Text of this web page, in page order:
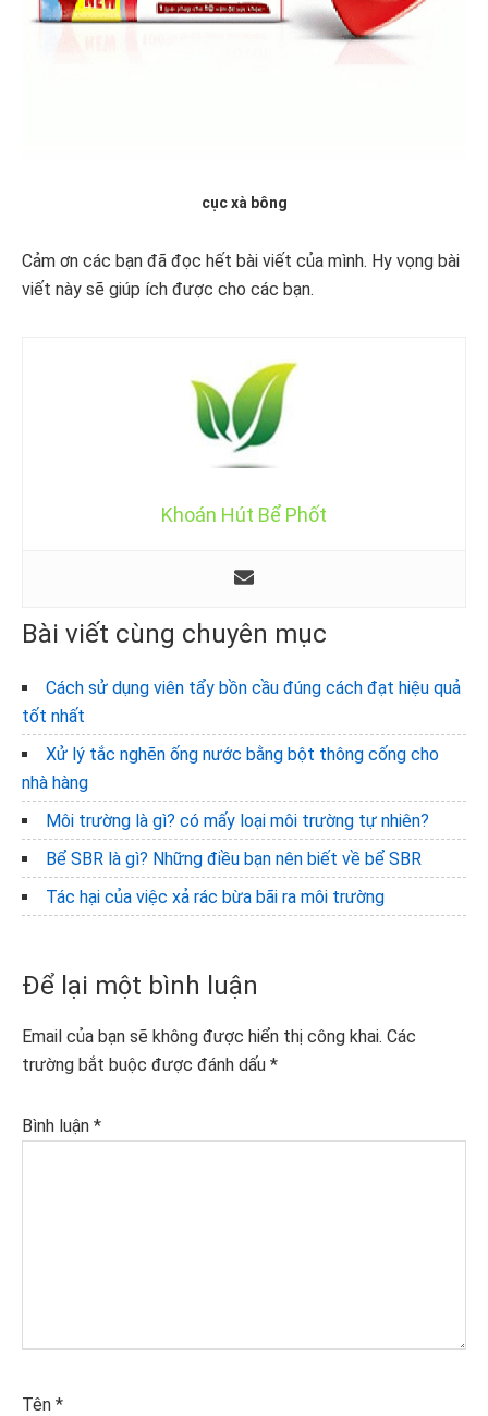
cục xà bông
Cảm ơn các bạn đã đọc hết bài viết của mình. Hy vọng bài
viết này sẽ giúp ích được cho các bạn.
Khoán Hút Bể Phốt
Bài viết cùng chuyên mục
Cách sử dụng viên tẩy bồn cầu đúng cách đạt hiệu quả
tốt nhất
Xử lý tắc nghẽn ống nước bằng bột thông cống cho
nhà hàng
Môi trường là gì? có mấy loại môi trường tự nhiên?
Bể SBR là gì? Những điều bạn nên biết về bể SBR
Tác hại của việc xả rác bừa bãi ra môi trường
Reader
Interactions
Để lại một bình luận
Email của bạn sẽ không được hiển thị công khai. Các
trường bắt buộc được đánh dấu *
Bình luận *
Tên *